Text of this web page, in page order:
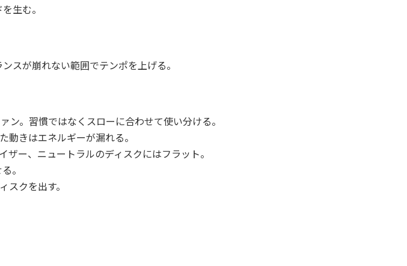
生む。
スが崩れない範囲でテンポを上げる。
。習慣ではなくスローに合わせて使い分ける。
きはエネルギーが漏れる。
ー、ニュートラルのディスクにはフラット。
。
クを出す。